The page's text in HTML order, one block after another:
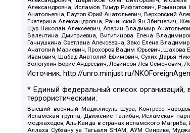
Александровна, Исламов Тимур Рифгатович,
Анатольевна, Паутов Юрий Анатольевич, Верховский
Екатерина Александровна, Рачинский Ян Збигневич,
Щур Николай Алексеевич, Аверин Владимир
Валентина Дмитриевна, Вититинова Елена
Ганнушкина Светлана Алексеевна, Закс Елена
Анатолий Мариевич, Прохоров Вадим Юрьевич, Шахова
Иванович, Шабад Анатолий Ефимович, Сухих Дарья
Золотухин Борис Андреевич, Левинсон Лев Семенович,
Источник: http://unro.minjust.ru/
* Единый федеральный список организаций,
террористическими:
Высший военный Маджлисуль Шура, Конгресс
Исламская группа, Движение Талибан, Исламская
моджахедов, Аль-Каида в странах исламского
Аллаха Субхану уа Тагьаля SHAM, АУМ Синрике,